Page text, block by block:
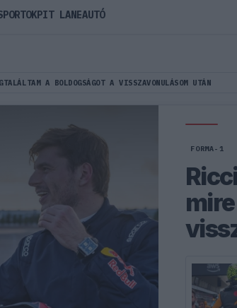
A BOLDOGSÁGOT A VISSZAVONULÁSOM UTÁN
FORMA-1
PIT LANEAUTÓ